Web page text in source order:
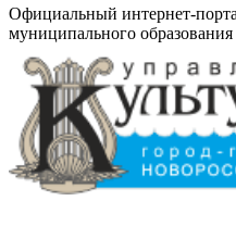
Официальный интернет-
муниципального